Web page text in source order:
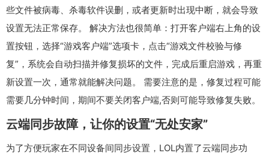
些文件被病毒、杀毒软件误删，或者更新时出现中断，就会导致
设置无法正常保存。 解决方法也很简单：打开客户端右上角的设
置按钮，选择“游戏客户端”选项卡，点击“游戏文件校验与修
复”，系统会自动扫描并修复损坏的文件，完成后重启游戏，再重
新设置一次，通常就能解决问题。 需要注意的是，修复过程可能
需要几分钟时间，期间不要关闭客户端,否则可能导致修复失败。
云端同步故障，让你的设置“无处安家”
为了方便玩家在不同设备间同步设置，LOL内置了云端同步功